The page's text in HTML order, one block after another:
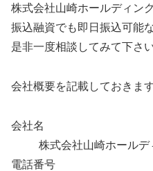
株式会社山崎ホールディン
振込融資でも即日振込可能
是非一度相談してみて下さい
会社概要を記載しておきま
会社名
株式会社山崎ホールデ
電話番号